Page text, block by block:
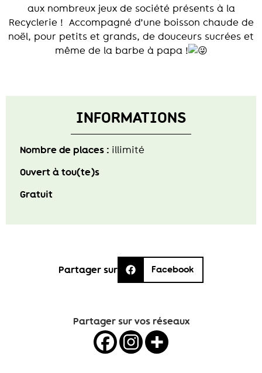
aux nombreux jeux de société présents à la
Recyclerie ! Accompagné d’une boisson chaude de
noël, pour petits et grands, de douceurs sucrées et
même de la barbe à papa !
INFORMATIONS
Nombre de places : illimité
Ouvert à tou(te)s
Gratuit
Partager sur Facebook
Partager sur vos réseaux